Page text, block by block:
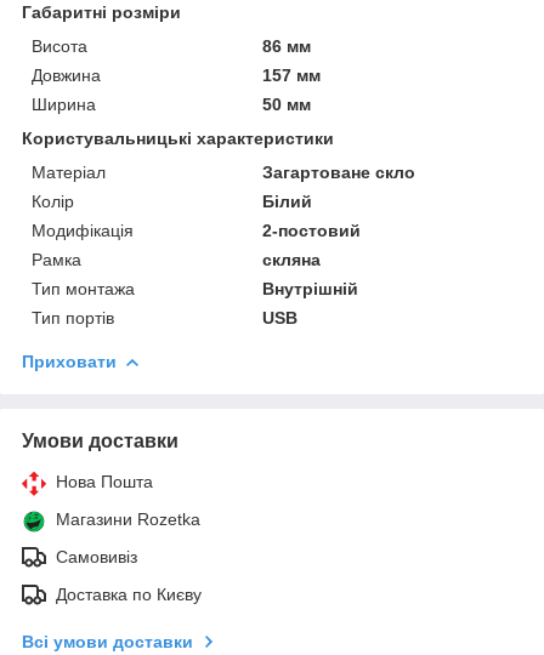
Габаритні розміри
Висота
86 мм
Довжина
157 мм
Ширина
50 мм
Користувальницькі характеристики
Матеріал
Загартоване скло
Колір
Білий
Модифікація
2-постовий
Рамка
скляна
Тип монтажа
Внутрішній
Тип портів
USB
Приховати
Умови доставки
Нова Пошта
Магазини Rozetka
Самовивіз
Доставка по Києву
Всі умови доставки